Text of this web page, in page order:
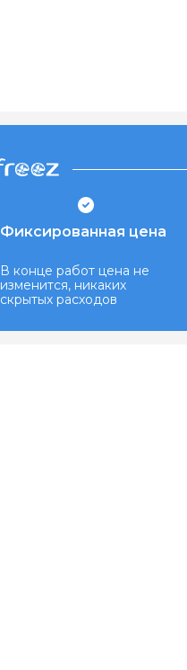
Фиксированная цена
В конце работ цена не
изменится, никаких
скрытых расходов